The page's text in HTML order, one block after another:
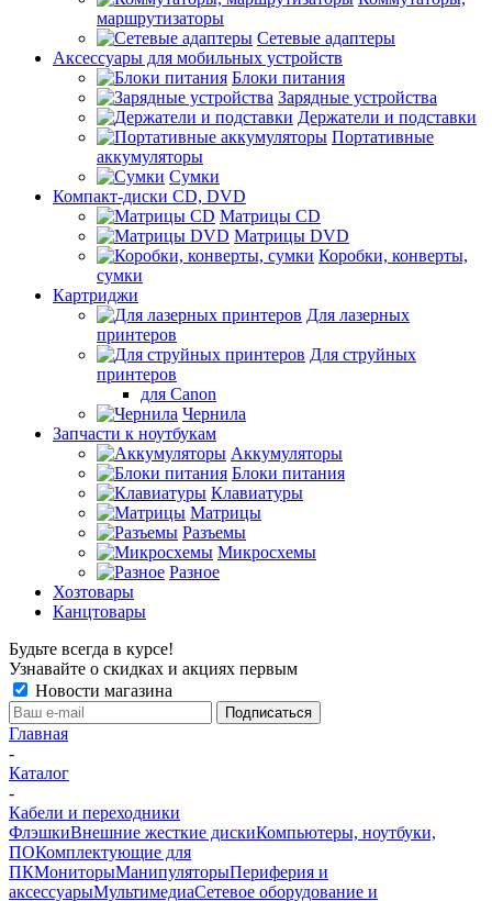
маршрутизаторы
Сетевые адаптеры
Аксессуары для мобильных устройств
Блоки питания
Зарядные устройства
Держатели и подставки
Портативные
аккумуляторы
Сумки
Компакт-диски CD, DVD
Матрицы CD
Матрицы DVD
Коробки, конверты,
сумки
Картриджи
Для лазерных
принтеров
Для струйных
принтеров
для Canon
Чернила
Запчасти к ноутбукам
Аккумуляторы
Блоки питания
Клавиатуры
Матрицы
Разъемы
Микросхемы
Разное
Хозтовары
Канцтовары
Будьте всегда в курсе!
Узнавайте о скидках и акциях первым
Новости магазина
Главная
-
Каталог
-
Кабели и переходники
ФлэшкиВнешние жесткие дискиКомпьютеры, ноутбуки,
ПОКомплектующие для
ПКМониторыМанипуляторыПериферия и
аксессуарыМультимедиаСетевое оборудование и